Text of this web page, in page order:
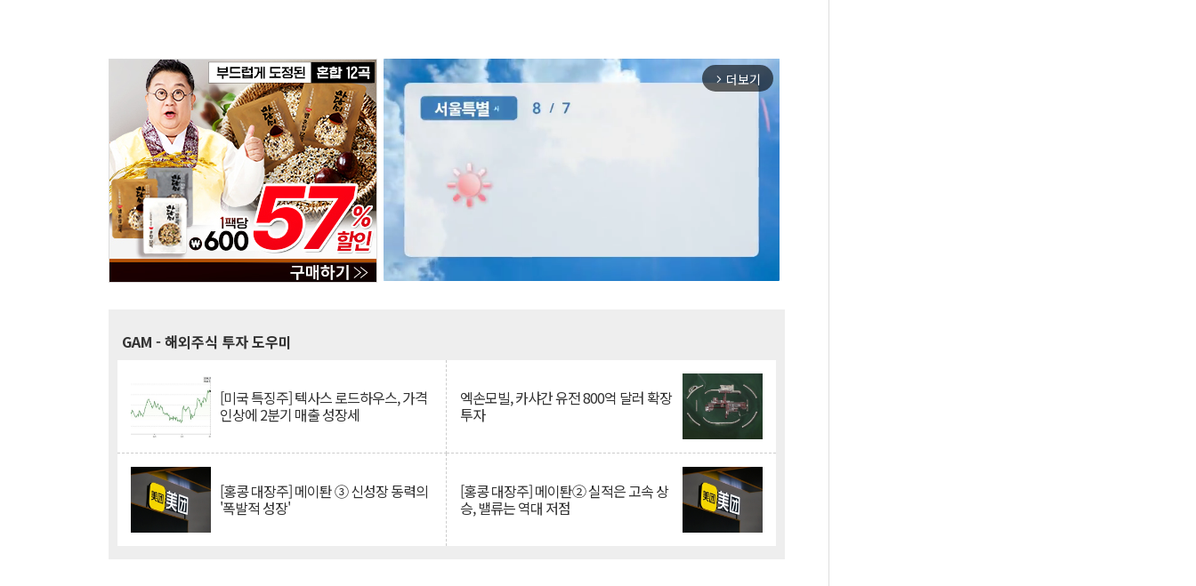
arrow_forward_ios 더보기
GAM - 해외주식 투자 도우미
[미국 특징주] 텍사스 로드하우스, 가격
인상에 2분기 매출 성장세
엑손모빌, 카샤간 유전 800억 달러 확장
투자
[홍콩 대장주] 메이퇀 ③ 신성장 동력의
'폭발적 성장'
[홍콩 대장주] 메이퇀② 실적은 고속 상
승, 밸류는 역대 저점